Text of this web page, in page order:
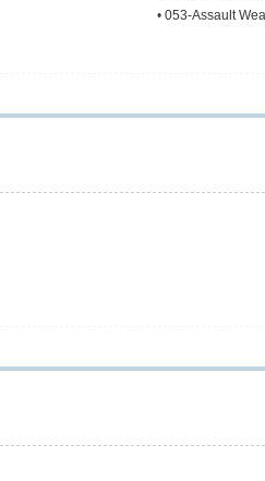
• 053-Assault